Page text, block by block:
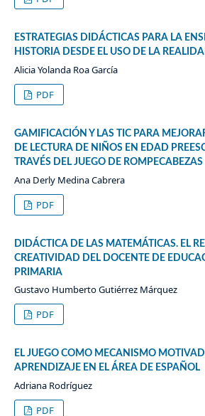
ESTRATEGIAS DIDÁCTICAS PARA LA
HISTORIA DESDE EL USO DE LA
Alicia Yolanda Roa García
PDF
GAMIFICACIÓN Y LAS TIC PARA
DE LECTURA DE NIÑOS EN EDAD
TRAVÉS DEL JUEGO DE ROMPECABEZAS
Ana Derly Medina Cabrera
PDF
DIDÁCTICA DE LAS MATEMÁTICAS. EL
CREATIVIDAD DEL DOCENTE DE
PRIMARIA
Gustavo Humberto Gutiérrez Márquez
PDF
EL JUEGO COMO MECANISMO
APRENDIZAJE EN EL ÁREA DE ESPAÑOL
Adriana Rodríguez
PDF